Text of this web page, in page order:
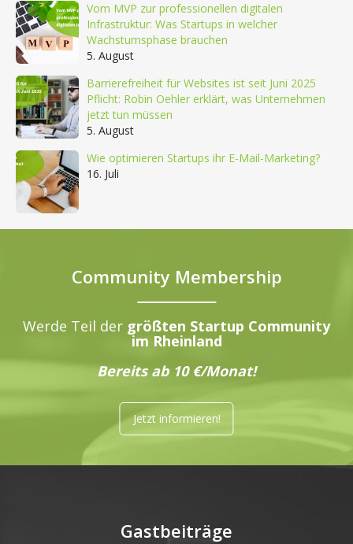
Vom MVP zur professionellen digitalen
Infrastruktur: Was Startups in welcher
Wachstumsphase brauchen
5. August
Barrierefreiheit für Websites ist seit Juni 2025
Pflicht: Robin Oehler erklärt, was Unternehmen
jetzt tun müssen
5. August
Wie optimieren Startups ihr E-Mail-Marketing?
16. Juli
Community Membership
Werde Teil der größten Startup Community
im Rheinland
Bereits ab 10 €/Monat!
Jetzt informieren!
Gastbeiträge